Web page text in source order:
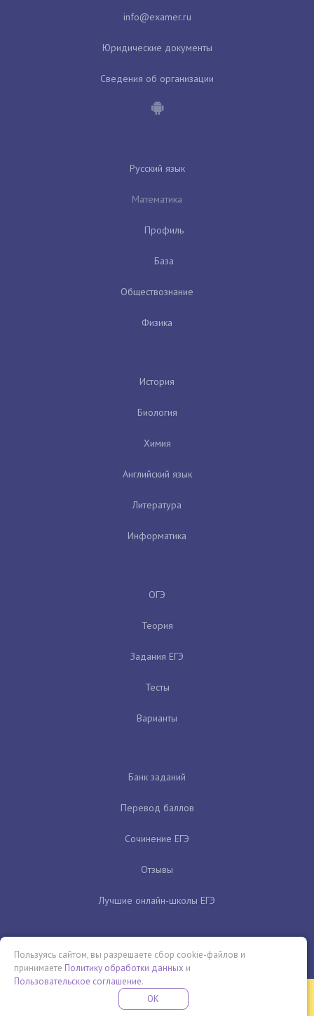
Юридические документы
Сведения об организации
Русский язык
Математика
Профиль
База
Обществознание
Физика
История
Биология
Химия
Английский язык
Литература
Информатика
ОГЭ
Теория
Задания ЕГЭ
Тесты
Варианты
Банк заданий
Перевод баллов
Сочинение ЕГЭ
Отзывы
Лучшие онлайн-школы ЕГЭ
Бесплатная летняя школа
ПРОВЕДИ ЭТО ЛЕТО С ПОЛЬЗОЙ
Пользуясь сайтом, вы разрешаете сбор cookie-файлов и
принимаете Политику обработки данных и
Пользовательское соглашение.
OK